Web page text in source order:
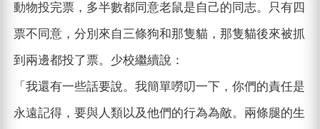
動物投完票，多半數都同意老鼠是自己的同志。只有四
票不同意，分別來自三條狗和那隻貓，那隻貓後來被抓
到兩邊都投了票。少校繼續說：
「我還有一些話要說。我簡單嘮叨一下，你們的責任是
永遠記得，要與人類以及他們的行為為敵。兩條腿的生